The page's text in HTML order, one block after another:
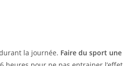
durant la journée. Faire du sport une